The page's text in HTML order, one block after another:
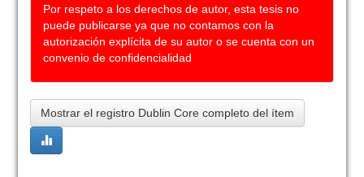
Por respeto a los derechos de autor, esta tesis no
puede publicarse ya que no contamos con la
autorización explícita de su autor o se cuenta con un
convenio de confidencialidad
Mostrar el registro Dublin Core completo del ítem